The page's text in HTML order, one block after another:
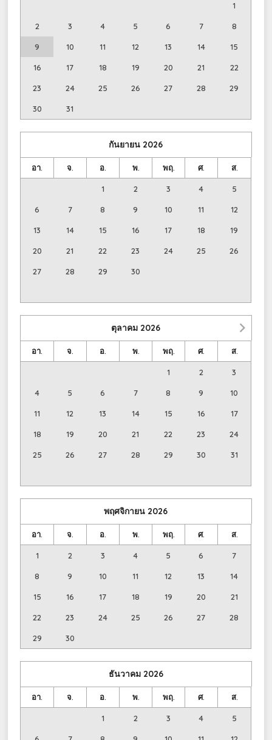
1
2 3 4 5 6 7 8
9 10 11 12 13 14 15
16 17 18 19 20 21 22
23 24 25 26 27 28 29
30 31
กันยายน 2026
อา. จ. อ. พ. พฤ. ศ. ส.
1 2 3 4 5
6 7 8 9 10 11 12
13 14 15 16 17 18 19
20 21 22 23 24 25 26
27 28 29 30
ตุลาคม 2026
อา. จ. อ. พ. พฤ. ศ. ส.
1 2 3
4 5 6 7 8 9 10
11 12 13 14 15 16 17
18 19 20 21 22 23 24
25 26 27 28 29 30 31
พฤศจิกายน 2026
อา. จ. อ. พ. พฤ. ศ. ส.
1 2 3 4 5 6 7
8 9 10 11 12 13 14
15 16 17 18 19 20 21
22 23 24 25 26 27 28
29 30
ธันวาคม 2026
อา. จ. อ. พ. พฤ. ศ. ส.
1 2 3 4 5